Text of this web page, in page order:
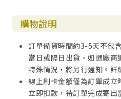
購物說明
訂單備貨時間約3-5天不包
當日或隔日出貨，如遇廠
特殊情況，將另行通知。詳
線上刷卡金額僅為訂單成立
立即扣款，待訂單完成寄